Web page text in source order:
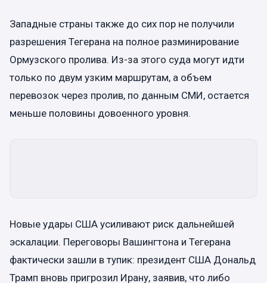
Западные страны также до сих пор не получили
разрешения Тегерана на полное разминирование
Ормузского пролива. Из-за этого суда могут идти
только по двум узким маршрутам, а объем
перевозок через пролив, по данным СМИ, остается
меньше половины довоенного уровня.
Новые удары США усиливают риск дальнейшей
эскалации. Переговоры Вашингтона и Тегерана
фактически зашли в тупик: президент США Дональд
Трамп вновь пригрозил Ирану, заявив, что либо